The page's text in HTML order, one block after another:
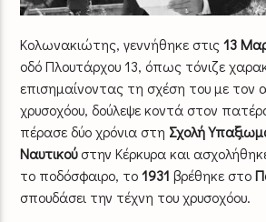
Κολωνακιώτης, γεννήθηκε στις13
οδό Πλουτάρχου 13, όπως τόνιζε
επισημαίνοντας τη σχέση του με τον
χρυσοχόου, δούλεψε κοντά στον
πέρασε δύο χρόνια στη Σχολή
Ναυτικούστην Κέρκυρα και
το ποδόσφαιρο, το1931 βρέθηκε στο
σπουδάσει την τέχνη του χρυσοχόου.